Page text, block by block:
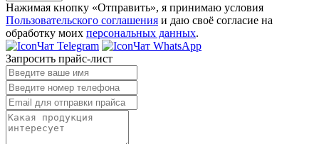
Нажимая кнопку «Отправить», я принимаю условия
Пользовательского соглашения и даю своё согласие на
обработку моих персональных данных.
Чат Telegram
Чат WhatsApp
Запросить прайс-лист